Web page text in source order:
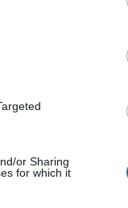
or Sharing
for which it
opublikowane
wraz ze swoim
w lidze
Hiszpanii. Teraz
być
League.